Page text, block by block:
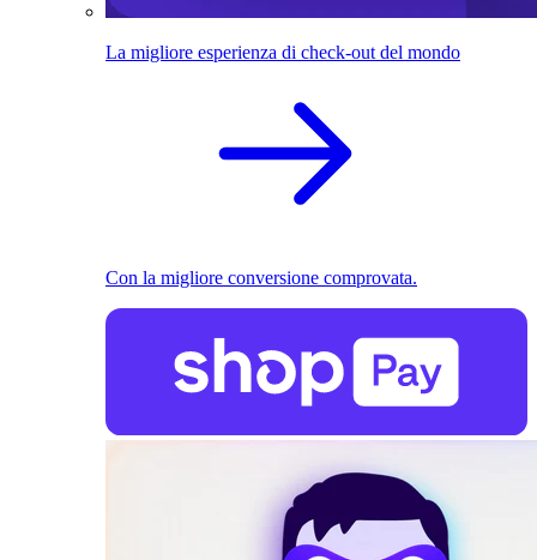
La migliore esperienza di check-out del mondo
Con la migliore conversione comprovata.